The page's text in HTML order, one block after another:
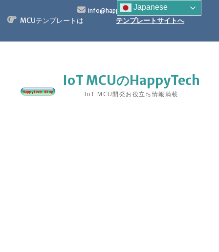
info@happytech.jp
MCUテンプレートは テンプレートサイトへ
IoT MCUのHappyTech
IoT MCU開発お役立ち情報満載
Japanese